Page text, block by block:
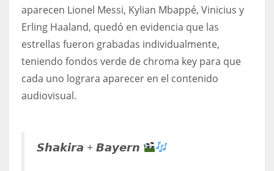
NE
16
aparecen Lionel Messi, Kylian Mbappé, Vinicius y
Erling Haaland, quedó en evidencia que las
estrellas fueron grabadas individualmente,
teniendo fondos verde de chroma key para que
cada uno lograra aparecer en el contenido
audiovisual.
𝙎𝙝𝙖𝙠𝙞𝙧𝙖 + 𝘽𝙖𝙮𝙚𝙧𝙣